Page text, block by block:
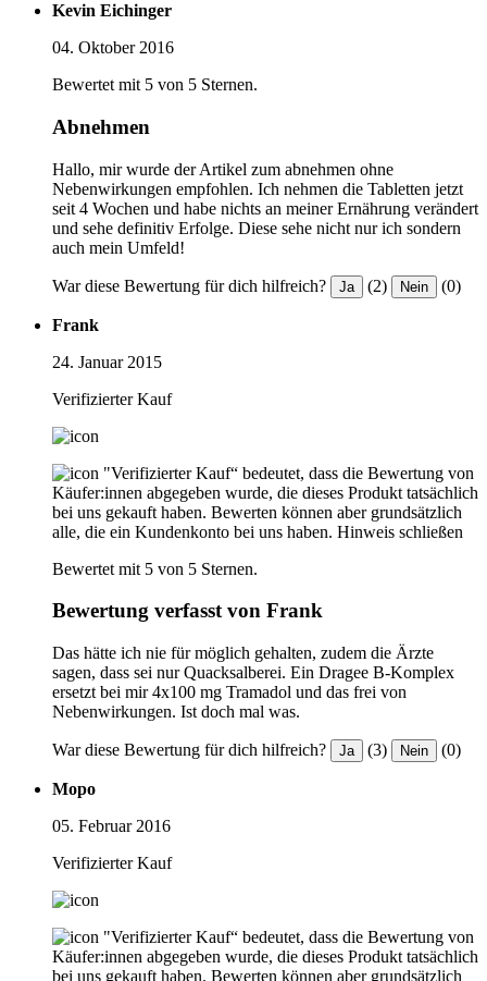
Kevin Eichinger
04. Oktober 2016
Bewertet mit 5 von 5 Sternen.
Abnehmen
Hallo, mir wurde der Artikel zum abnehmen ohne
Nebenwirkungen empfohlen. Ich nehmen die Tabletten jetzt
seit 4 Wochen und habe nichts an meiner Ernährung verändert
und sehe definitiv Erfolge. Diese sehe nicht nur ich sondern
auch mein Umfeld!
War diese Bewertung für dich hilfreich? Ja (2) Nein (0)
Frank
24. Januar 2015
Verifizierter Kauf
"Verifizierter Kauf“ bedeutet, dass die Bewertung von
Käufer:innen abgegeben wurde, die dieses Produkt tatsächlich
bei uns gekauft haben. Bewerten können aber grundsätzlich
alle, die ein Kundenkonto bei uns haben. Hinweis schließen
Bewertet mit 5 von 5 Sternen.
Bewertung verfasst von Frank
Das hätte ich nie für möglich gehalten, zudem die Ärzte
sagen, dass sei nur Quacksalberei. Ein Dragee B-Komplex
ersetzt bei mir 4x100 mg Tramadol und das frei von
Nebenwirkungen. Ist doch mal was.
War diese Bewertung für dich hilfreich? Ja (3) Nein (0)
Mopo
05. Februar 2016
Verifizierter Kauf
"Verifizierter Kauf“ bedeutet, dass die Bewertung von
Käufer:innen abgegeben wurde, die dieses Produkt tatsächlich
bei uns gekauft haben. Bewerten können aber grundsätzlich